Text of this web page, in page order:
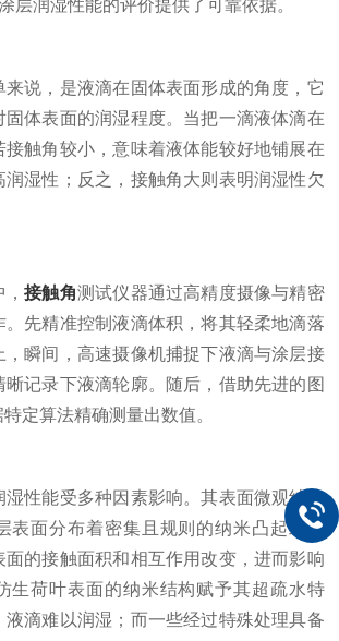
层润湿性能的评价提供了可靠依据。
，是液滴在固体表面形成的角度，它
固体表面的润湿程度。当把一滴液体滴在
接触角较小，意味着液体能较好地铺展在
湿性；反之，接触角大则表明润湿性欠
接触角测试仪器通过高精度摄像与精密
。先精准控制液滴体积，将其轻柔地滴落
，瞬间，高速摄像机捕捉下液滴与涂层接
记录下液滴轮廓。随后，借助先进的图
定算法精确测量出数值。
能受多种因素影响。其表面微观结构
表面分布着密集且规则的纳米凸起或凹
面的接触面积和相互作用改变，进而影响
生荷叶表面的纳米结构赋予其超疏水特
液滴难以润湿；而一些经过特殊处理具备